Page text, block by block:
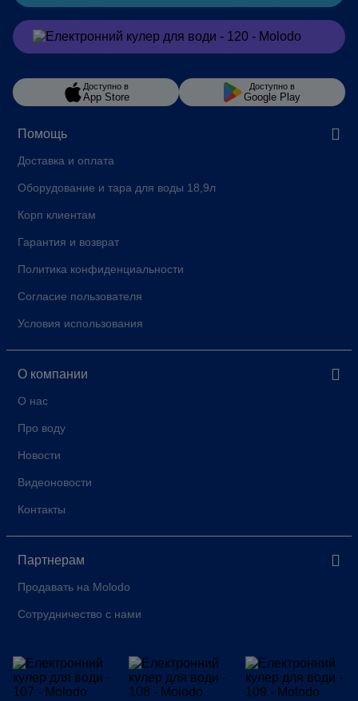
Помощь
Доставка и оплата
Оборудование и тара для воды 18,9л
Корп клиентам
Гарантия и возврат
Политика конфиденциальности
Согласие пользователя
Условия использования
О компании
О нас
Про воду
Новости
Видеоновости
Контакты
Партнерам
Продавать на Molodo
Сотрудничество с нами
Заказать в Viber
Доступно в
App Store
Доступно в
Google Play